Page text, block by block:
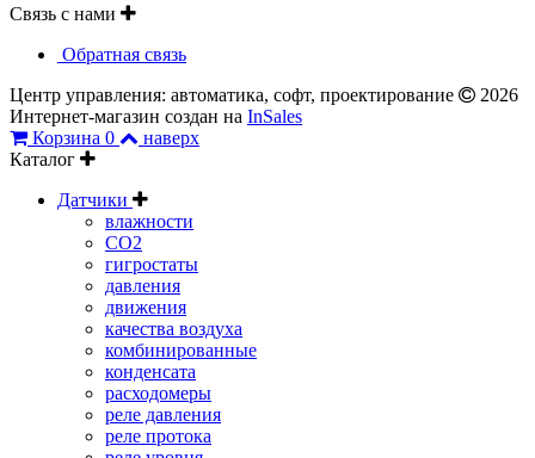
Связь с нами
Обратная связь
Центр управления: автоматика, софт, проектирование
2026
Интернет-магазин создан на InSales
Корзина 0
наверх
Каталог
Датчики
влажности
CO2
гигростаты
давления
движения
качества воздуха
комбинированные
конденсата
расходомеры
реле давления
реле протока